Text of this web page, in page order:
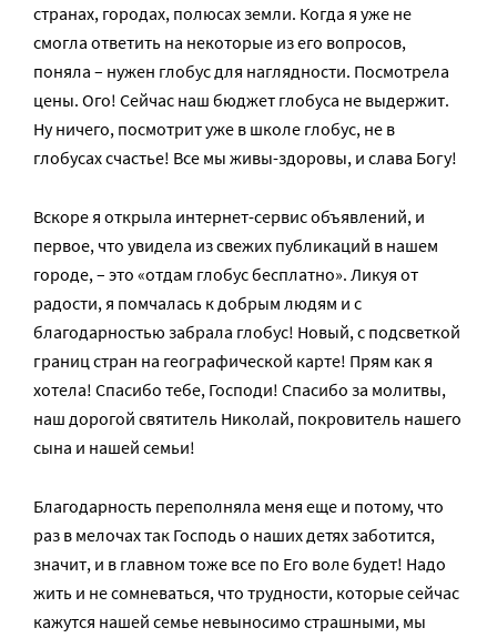
странах, городах, полюсах земли. Когда я уже не
смогла ответить на некоторые из его вопросов,
поняла – нужен глобус для наглядности. Посмотрела
цены. Ого! Сейчас наш бюджет глобуса не выдержит.
Ну ничего, посмотрит уже в школе глобус, не в
глобусах счастье! Все мы живы-здоровы, и слава Богу!
Вскоре я открыла интернет-сервис объявлений, и
первое, что увидела из свежих публикаций в нашем
городе, – это «отдам глобус бесплатно». Ликуя от
радости, я помчалась к добрым людям и с
благодарностью забрала глобус! Новый, с подсветкой
границ стран на географической карте! Прям как я
хотела! Спасибо тебе, Господи! Спасибо за молитвы,
наш дорогой святитель Николай, покровитель нашего
сына и нашей семьи!
Благодарность переполняла меня еще и потому, что
раз в мелочах так Господь о наших детях заботится,
значит, и в главном тоже все по Его воле будет! Надо
жить и не сомневаться, что трудности, которые сейчас
кажутся нашей семье невыносимо страшными, мы